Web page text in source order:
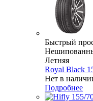
Быстрый
Летняя
Royal Black
Нет в
Подробнее